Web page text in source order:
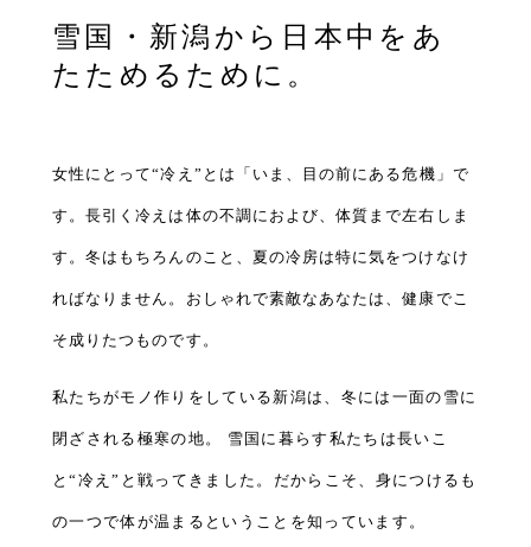
雪国・新潟から日本中をあ
たためるために。
女性にとって“冷え”とは「いま、目の前にある危機」で
す。長引く冷えは体の不調におよび、体質まで左右しま
す。冬はもちろんのこと、夏の冷房は特に気をつけなけ
ればなりません。おしゃれで素敵なあなたは、健康でこ
そ成りたつものです。
私たちがモノ作りをしている新潟は、冬には一面の雪に
閉ざされる極寒の地。 雪国に暮らす私たちは長いこ
と“冷え”と戦ってきました。だからこそ、身につけるも
の一つで体が温まるということを知っています。